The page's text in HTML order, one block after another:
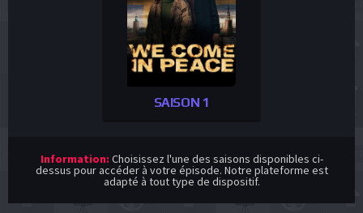
SAISON 1
Information: Choisissez l'une des saisons disponibles ci-
dessus pour accéder à votre épisode. Notre plateforme est
adapté à tout type de dispositif.